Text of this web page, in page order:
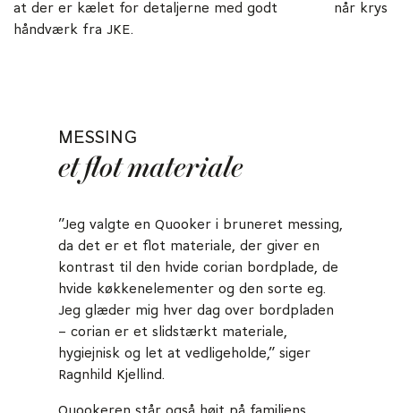
at der er kælet for detaljerne med godt
håndværk fra JKE.
når
MESSING
et flot materiale
”Jeg valgte en Quooker i bruneret messing,
da det er et flot materiale, der giver en
kontrast til den hvide corian bordplade, de
hvide køkkenelementer og den sorte eg.
Jeg glæder mig hver dag over bordpladen
– corian er et slidstærkt materiale,
hygiejnisk og let at vedligeholde,” siger
Ragnhild Kjellind.